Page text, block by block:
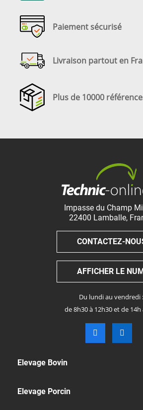
Paiement sécurisé
Livraison partout en
Plus de 10000
Impasse du Champ
22400 Lamballe,
CONTACTEZ-
AFFICHER LE
Du lundi au vendredi :
de 8h30 à 12h30 et de 14h
Elevage Bovin
Elevage Porcin